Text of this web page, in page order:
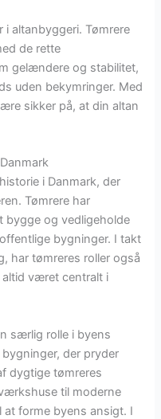
i altanbyggeri. Tømrere
de rette
gelændere og stabilitet,
uden bekymringer. Med
sikker på, at din altan
i Danmark, der
Tømrere har
bygge og vedligeholde
bygninger. I takt
har tømreres roller også
været centralt i
særlig rolle i byens
der pryder
dygtige tømreres
til moderne
forme byens ansigt. I